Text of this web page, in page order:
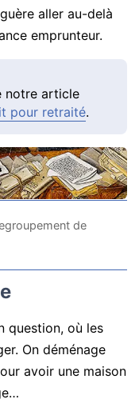
aller au-delà
emprunteur.
notre article
pour retraité.
de
question, où les
On déménage
avoir une maison